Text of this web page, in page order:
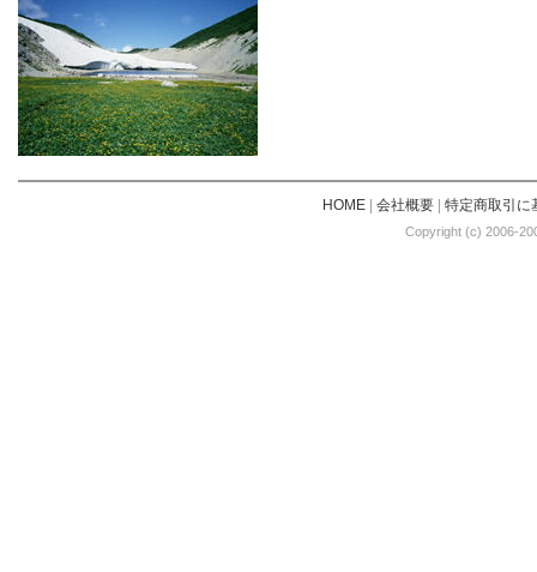
HOME| 会社概要| 特定商取引に
Copyright (c) 2006-